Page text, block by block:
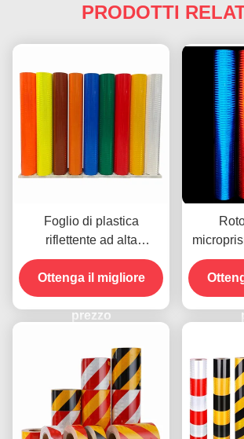
PRODOTTI
Foglio di plastica
riflettente ad alta
luminosità foglio di vinile
riflettente EGP prismatico
Ottenga il migliore
prezzo